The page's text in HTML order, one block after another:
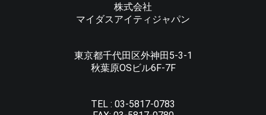
株式会社
マイダスアイティジャパン
東京都千代田区外神田5-3-1
秋葉原OSビル6F-7F
TEL : 03-5817-0783